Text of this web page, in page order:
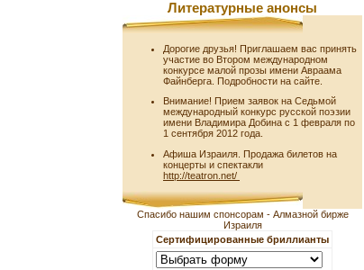
Литературные анонсы
Дорогие друзья! Приглашаем вас принять
участие во Втором международном
конкурсе малой прозы имени Авраама
Файнберга. Подробности на сайте.
Внимание! Прием заявок на Седьмой
международный конкурс русской поэзии
имени Владимира Добина с 1 февраля по
1 сентября 2012 года.
Афиша Израиля. Продажа билетов на
концерты и спектакли
http://teatron.net/
Спасибо нашим спонсорам - Алмазной бирже
Израиля
Сертифицированные бриллианты